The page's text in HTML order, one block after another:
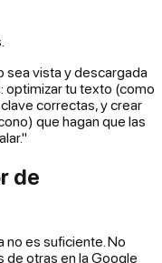
sea vista y descargada
optimizar tu texto (como
correctas, y crear
que hagan que las
de
no es suficiente. No
de otras en la Google